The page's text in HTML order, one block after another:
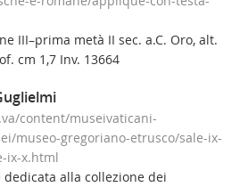
III–prima metà II sec. a.C. Oro, alt.
cm 1,7 Inv. 13664
content/museivaticani-
museo-gregoriano-etrusco/sale-ix-
ix-x.html
dedicata alla collezione dei